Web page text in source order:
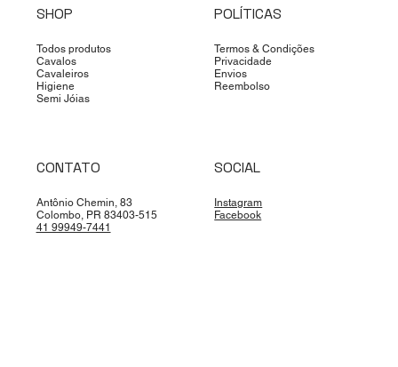
SHOP
Todos produtos
Cavalos
Cavaleiros
Higiene
Semi Jóias
POLÍTICAS
Termos & Condições
Privacidade
Envios
Reembolso
CONTATO
Antônio Chemin, 83
Colombo, PR 83403-515
41 99949-7441
SOCIAL
Instagram
Facebook